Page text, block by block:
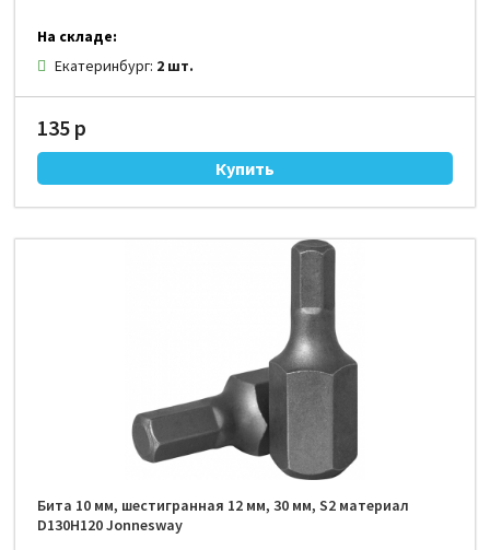
На складе:
Екатеринбург: 2 шт.
135 р
Бита 10 мм, шестигранная 12 мм, 30 мм, S2 материал
D130H120 Jonnesway